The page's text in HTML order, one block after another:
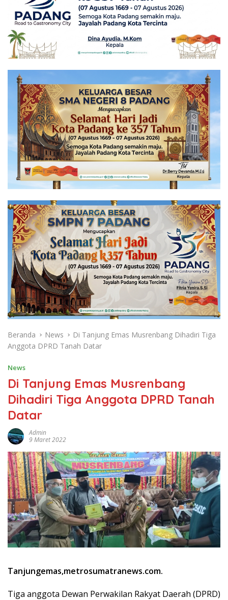
Beranda News
Di Tanjung Emas Musrenbang Dihadiri Tiga
Anggota DPRD Tanah Datar
News
Di Tanjung Emas Musrenbang
Dihadiri Tiga Anggota DPRD Tanah
Datar
Admin
9 Maret 2022
Tanjungemas,metrosumatranews.com.
Tiga anggota Dewan Perwakilan Rakyat Daerah (DPRD)